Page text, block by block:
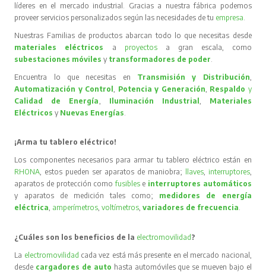
líderes en el mercado industrial. Gracias a nuestra fábrica podemos
proveer servicios personalizados según las necesidades de tu empresa
Nuestras Familias de productos abarcan todo lo que necesitas desde
materiales eléctricos
a proyectos
a gran escala, como
subestaciones móvilesy transformadores de poder
Encuentra lo que necesitas en Transmisión y Distribución
Automatización y Control
Potencia y Generación Respaldo y
Calidad de Energía
Iluminación Industrial
Materiales
Eléctricos y Nuevas Energías
¡Arma tu tablero eléctrico!
Los componentes necesarios para armar tu tablero eléctrico están en
RHONA , estos pueden ser aparatos de maniobra; llaves, interruptores,
aparatos de protección comofusibles e interruptores automáticos
y aparatos de medición tales como; medidores de energía
eléctrica amperímetros ,voltímetros ,variadores de frecuencia
¿Cuáles son los beneficios de la electromovilidad?
La electromovilidad cada vez está más presente en el mercado nacional,
desde cargadores de auto hasta automóviles que se mueven bajo el